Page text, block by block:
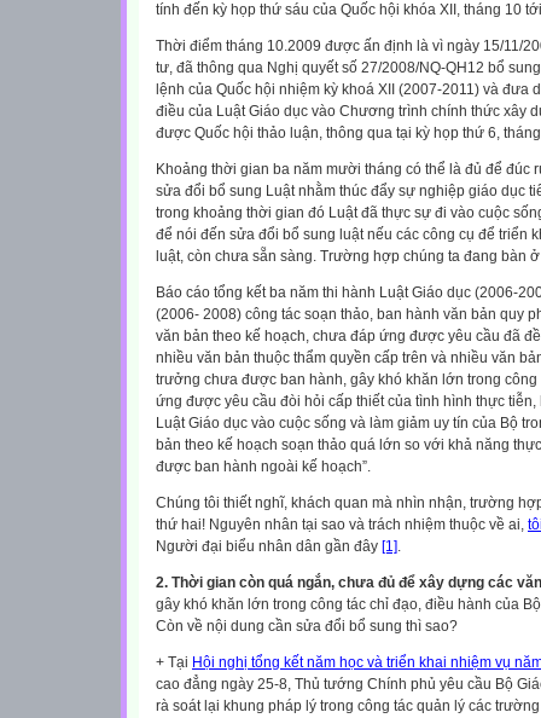
tính đến kỳ họp thứ sáu của Quốc hội khóa XII, tháng 10
Thời điểm tháng 10.2009 được ấn định là vì ngày 15/11/
tư, đã thông qua Nghị quyết số 27/2008/NQ-QH12 bổ
lệnh của Quốc hội nhiệm kỳ khoá XII (2007-2011) và đưa
điều của Luật Giáo dục vào Chương trình chính thức xây
được Quốc hội thảo luận, thông qua tại kỳ họp thứ 6,
Khoảng thời gian ba năm mười tháng có thể là đủ để đúc
sửa đổi bổ sung Luật nhằm thúc đẩy sự nghiệp giáo dục
trong khoảng thời gian đó Luật đã thực sự đi vào cuộc
để nói đến sửa đổi bổ sung luật nếu các công cụ để triển
luật, còn chưa sẵn sàng. Trường hợp chúng ta đang bàn
Báo cáo tổng kết ba năm thi hành Luật Giáo dục (2006-
(2006- 2008) công tác soạn thảo, ban hành văn bản quy
văn bản theo kế hoạch, chưa đáp ứng được yêu cầu đã
nhiều văn bản thuộc thẩm quyền cấp trên và nhiều văn
trưởng chưa được ban hành, gây khó khăn lớn trong
ứng được yêu cầu đòi hỏi cấp thiết của tình hình thực
Luật Giáo dục vào cuộc sống và làm giảm uy tín của Bộ
bản theo kế hoạch soạn thảo quá lớn so với khả năng
được ban hành ngoài kế hoạch”.
Chúng tôi thiết nghĩ, khách quan mà nhìn nhận, trường
thứ hai! Nguyên nhân tại sao và trách nhiệm thuộc về ai,
Người đại biểu nhân dân gần đây [1].
2. Thời gian còn quá ngắn, chưa đủ để xây dựng các
gây khó khăn lớn trong công tác chỉ đạo, điều hành của
Còn về nội dung cần sửa đổi bổ sung thì sao?
+ Tại Hội nghị tổng kết năm học và triển khai nhiệm vụ
cao đẳng ngày 25-8, Thủ tướng Chính phủ yêu cầu Bộ
rà soát lại khung pháp lý trong công tác quản lý các